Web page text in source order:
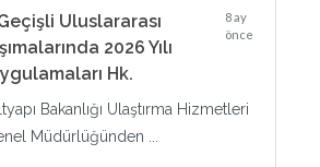
Uluslararası
2026 Yılı
Hk.
8 ay
önce
Bakanlığı Ulaştırma Hizmetleri
Müdürlüğünden ...